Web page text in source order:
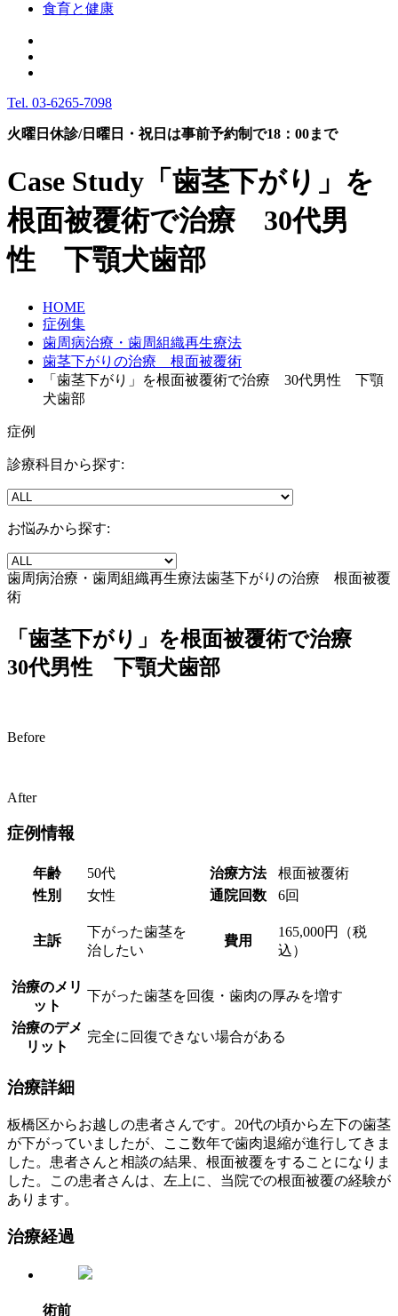
食育と健康
Tel. 03-6265-7098
火曜日休診/日曜日・祝日は事前予約制で18：00まで
Case Study 「歯茎下がり」を
根面被覆術で治療 30代男
性 下顎犬歯部
HOME
症例集
歯周病治療・歯周組織再生療法
歯茎下がりの治療 根面被覆術
「歯茎下がり」を根面被覆術で治療 30代男性 下顎
犬歯部
症例
診療科目から探す:
お悩みから探す:
歯周病治療・歯周組織再生療法歯茎下がりの治療 根面被覆
術
「歯茎下がり」を根面被覆術で治療
30代男性 下顎犬歯部
Before
After
症例情報
年齢 50代 治療方法
根面被覆術
性別
女性 通院回数 6回
主訴
下がった歯茎を
治したい
費用
165,000円（税
込）
治療のメリ
ット
下がった歯茎を回復・歯肉の厚みを増す
治療のデメ
リット
完全に回復できない場合がある
治療詳細
板橋区からお越しの患者さんです。20代の頃から左下の歯茎
が下がっていましたが、ここ数年で歯肉退縮が進行してきま
した。患者さんと相談の結果、根面被覆をすることになりま
した。この患者さんは、左上に、当院での根面被覆の経験が
あります。
治療経過
術前